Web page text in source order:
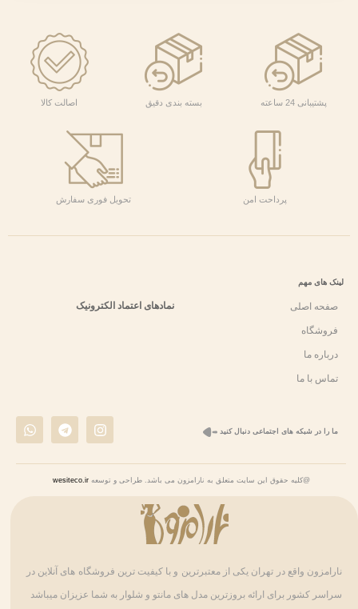
پشتیبانی 24 ساعته بسته بندی دقیق اصالت کالا
پرداحت امن تحویل فوری سفارش
لینک های مهم
صفحه اصلی
فروشگاه
درباره ما
تماس با ما
نمادهای اعتماد الکترونیک
ما را در شبکه های اجتماعی دنبال کنید
I
n
t
a
T
e
e
g
W
h
t
@کلیه حقوق این سایت متعلق به نارامزون می باشد. طراحی و توسعهwesiteco.ir
نارامزون واقع در تهران یکی از معتبرترین و با کیفیت ترین فروشگاه های آنلاین در
سراسر کشور برای ارائه بروزترین مدل های مانتو و شلوار به شما عزیزان میباشد